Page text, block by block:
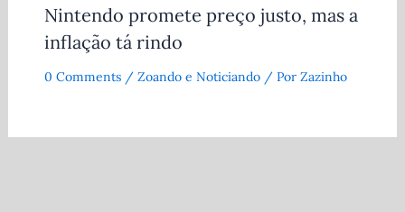
Nintendo promete preço justo, mas a
inflação tá rindo
0 Comments / Zoando e Noticiando/ Por Zazinho